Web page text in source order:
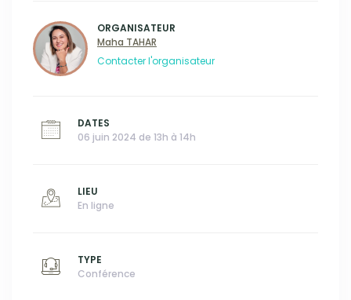
ORGANISATEUR
Maha TAHAR
Contacter l'organisateur
DATES
06 juin 2024 de 13h à 14h
LIEU
En ligne
TYPE
Conférence